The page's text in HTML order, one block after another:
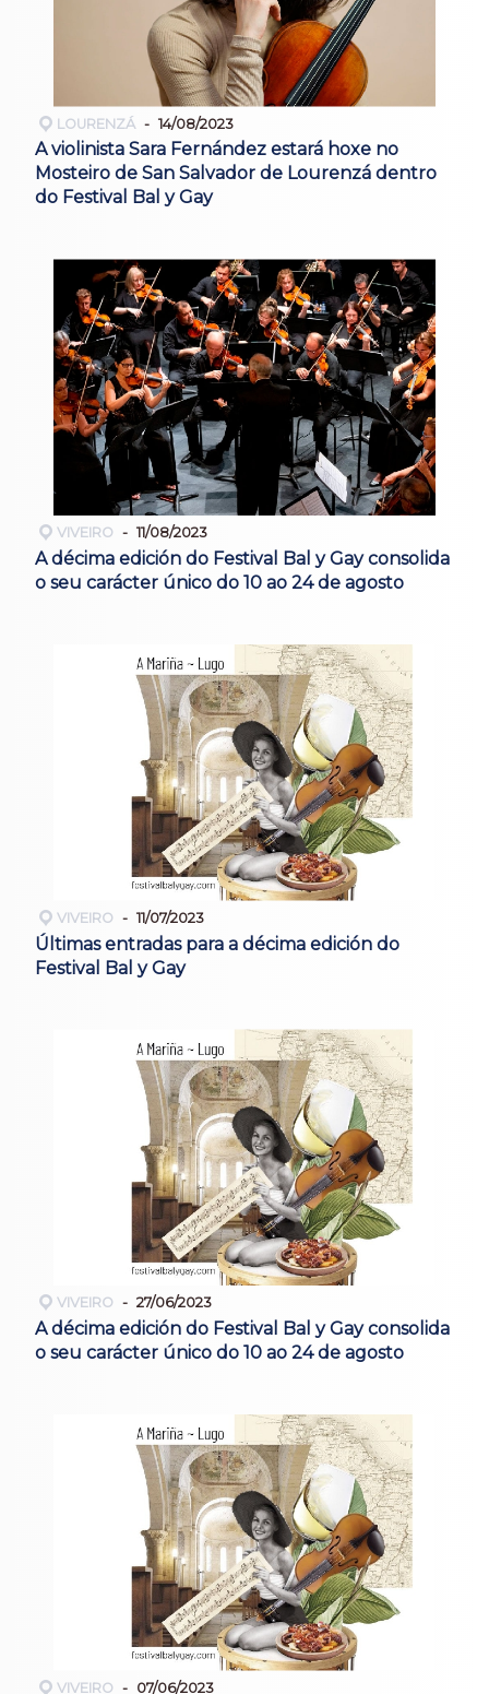
LOURENZÁ 14/08/2023
A violinista Sara Fernández estará hoxe no
Mosteiro de San Salvador de Lourenzá dentro
do Festival Bal y Gay
VIVEIRO 11/08/2023
A décima edición do Festival Bal y Gay consolida
o seu carácter único do 10 ao 24 de agosto
VIVEIRO 11/07/2023
Últimas entradas para a décima edición do
Festival Bal y Gay
VIVEIRO 27/06/2023
A décima edición do Festival Bal y Gay consolida
o seu carácter único do 10 ao 24 de agosto
VIVEIRO 07/06/2023